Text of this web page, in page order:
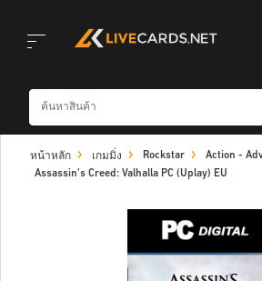
navigation
หน้าหลัก เกมมิ่ง Rockstar
Action -
Assassin’s Creed: Valhalla PC (Uplay) EU